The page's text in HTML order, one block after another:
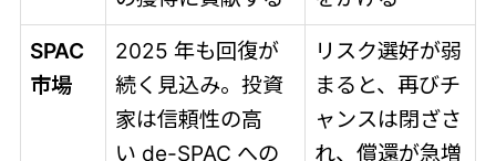
SPAC
市場
2025 年も回復が
続く見込み。投資
家は信頼性の高
い de-SPAC への
リスク選好が弱
まると、再びチ
ャンスは閉ざさ
れ、償還が急増